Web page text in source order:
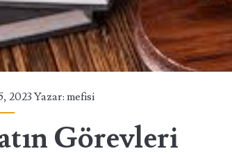
2023 Yazar:mefisi
Görevleri